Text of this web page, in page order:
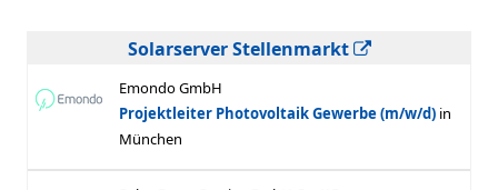
Solarserver Stellenmarkt